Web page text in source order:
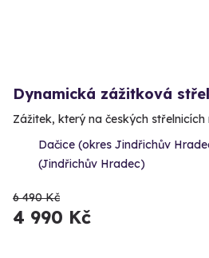
Dynamická zážitková
Zážitek, který na českých
Dačice (okres Jindřichův
(Jindřichův Hradec)
6 490 Kč
4 990 Kč